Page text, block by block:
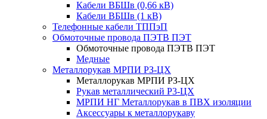
Кабели ВБШв (0,66 кВ)
Кабели ВБШв (1 кВ)
Телефонные кабели ТППэП
Обмоточные провода ПЭТВ ПЭТ
Обмоточные провода ПЭТВ ПЭТ
Медные
Металлорукав МРПИ РЗ-ЦХ
Металлорукав МРПИ РЗ-ЦХ
Рукав металлический Р3-ЦХ
МРПИ НГ Металлорукав в ПВХ изоляции
Аксессуары к металлорукаву